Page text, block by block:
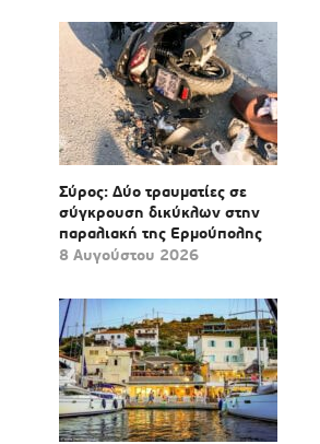
Σύρος: Δύο τραυματίες σε
σύγκρουση δικύκλων στην
παραλιακή της Ερμούπολης
8 Αυγούστου 2026